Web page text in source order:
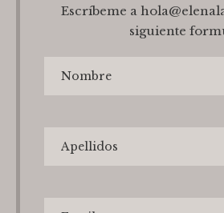
Escríbeme a
siguiente